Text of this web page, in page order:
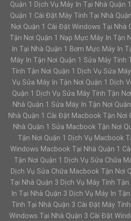
Quận 1 Dịch Vụ Máy In Tại Nhà Quận
Quận 1 Cài Đặt Máy Tính Tại Nhà
Nơi Quận 1 Cài Đặt Windows Tại Nhà
Tận Nơi Quận 1 Nạp Mực Máy In Tận
In Tại Nhà Quận 1 Bơm Mực Máy In
Máy In Tận Nơi Quận 1 Sửa Máy Tính
Tính Tận Nơi Quận 1 Dịch Vụ Sửa
Vụ Sửa Máy In Tận Nơi Quận 1 Dịch
Quận 1 Dịch Vụ Sửa Máy Tính Tận
Nhà Quận 1 Sửa Máy In Tận Nơi
Nhà Quận 1 Cài Đặt Macbook Tận Nơi
Nhà Quận 1 Sửa Macbook Tận Nơi
Tận Nơi Quận 1 Dịch Vụ Macbook
Windows Macbook Tại Nhà Quận 1
Tận Nơi Quận 1 Dịch Vụ Sửa Chữa
Dịch Vụ Sửa Chữa Macbook Tận Nơi
Tại Nhà Quận 3 Dịch Vụ Máy Tính
In Tại Nhà Quận 3 Dịch Vụ Máy In
Tính Tại Nhà Quận 3 Cài Đặt Máy
Windows Tại Nhà Quận 3 Cài Đặt